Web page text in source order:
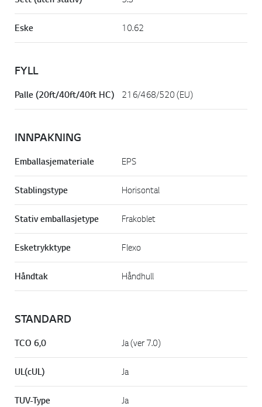
Eske 10.62
FYLL
Palle (20ft/40ft/40ft HC) 216/468/520 (EU)
INNPAKNING
Emballasjemateriale EPS
Stablingstype Horisontal
Stativ emballasjetype Frakoblet
Esketrykktype Flexo
Håndtak Håndhull
STANDARD
TCO 6,0 Ja (ver 7.0)
UL(cUL) Ja
TUV-Type Ja